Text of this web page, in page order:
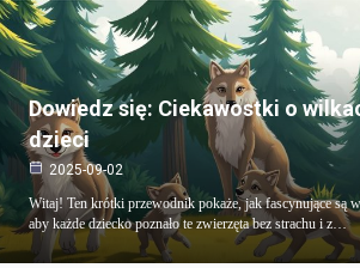
Dowiedz się: Ciekawostki o
dzieci
2025-09-02
Witaj! Ten krótki przewodnik pokaże, jak fascynujące są
aby każde dziecko poznało te zwierzęta bez strachu i z…